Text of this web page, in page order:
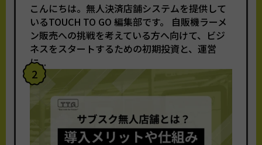
こんにちは。無人決済店舗システムを提供して
いるTOUCH TO GO 編集部です。 自販機ラーメ
ン販売への挑戦を考えている方へ向けて、ビジ
ネスをスタートするための初期投資と、運営
に...
2